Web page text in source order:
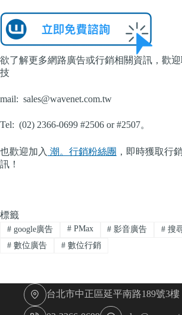
欲了解更多網路廣告或行銷相關資訊，歡
技
mail: sales@wavenet.com.tw
Tel: (02) 2366-0699 #2506 or #2507。
也歡迎加入 潮。行銷粉絲團 ，即時獲取行
訊！
標籤
#google廣告 #PMax # 影音廣告 # 搜
#數位廣告 #數位行銷
台北市中正區延平南路189號3樓